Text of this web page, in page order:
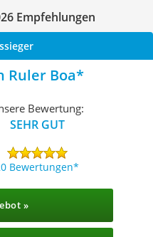
Empfehlungen
Ruler Boa
Bewertung:
SEHR GUT
Bewertungen
»